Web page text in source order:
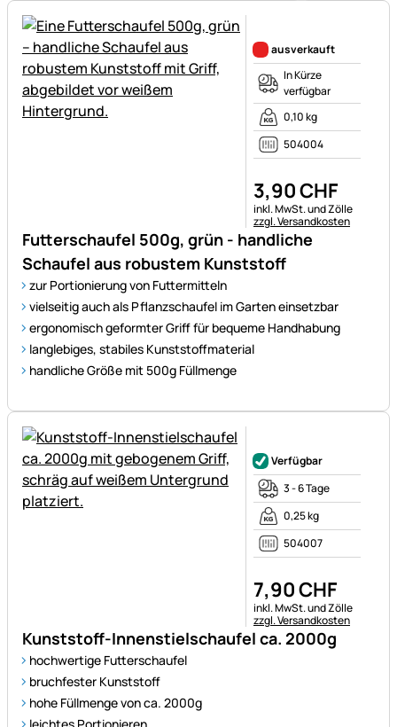
Futterschaufel 500g, grün - handliche
Schaufel aus robustem Kunststoff
zur Portionierung von Futtermitteln
vielseitig auch als Pflanzschaufel im Garten einsetzbar
ergonomisch geformter Griff für bequeme Handhabung
langlebiges, stabiles Kunststoffmaterial
handliche Größe mit 500g Füllmenge
ausverkauft
In Kürze
verfügbar
0,10 kg
504004
3,90CHF
Steuerhinweis:
inkl. MwSt. und Zölle
zzgl. Versandkosten
Kunststoff-Innenstielschaufel ca. 2000g
hochwertige Futterschaufel
bruchfester Kunststoff
hohe Füllmenge von ca. 2000g
Verfügbar
3 - 6 Tage
0,25 kg
504007
7,90CHF
Steuerhinweis:
inkl. MwSt. und Zölle
zzgl. Versandkosten